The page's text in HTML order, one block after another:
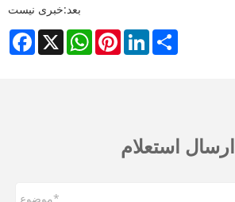
بعد:خبری نیست
Facebook
X WhatsAppPinterestLinkedIn
ارسال استعلام